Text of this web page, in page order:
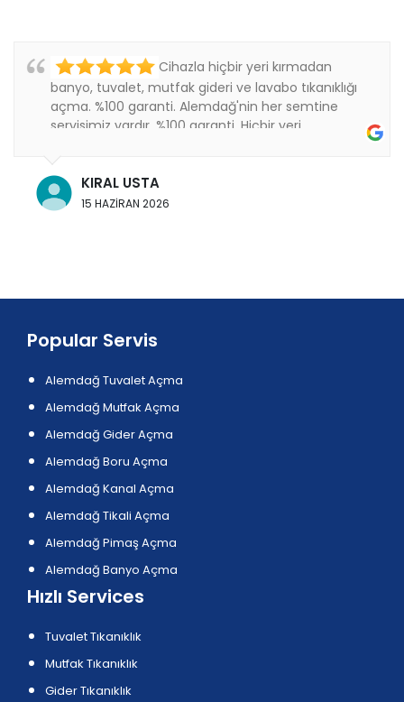
Cihazla hiçbir yeri kırmadan
banyo, tuvalet, mutfak gideri ve lavabo tıkanıklığı
açma. %100 garanti. Alemdağ'nin her semtine
servisimiz vardır. %100 garanti. Hiçbir yeri
KIRAL USTA
15 HAZİRAN 2026
Popular Servis
Alemdağ Tuvalet Açma
Alemdağ Mutfak Açma
Alemdağ Gider Açma
Alemdağ Boru Açma
Alemdağ Kanal Açma
Alemdağ Tikali Açma
Alemdağ Pimaş Açma
Alemdağ Banyo Açma
Hızlı Services
Tuvalet Tıkanıklık
Mutfak Tıkanıklık
Gider Tıkanıklık